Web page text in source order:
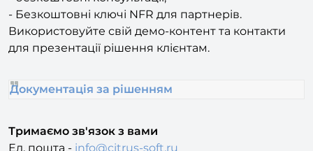
Використовуйте свій демо-контент та контакти
для презентації рішення клієнтам.
Ел. пошта -
info@citrus-soft.ru
Телефон - 8(8362)38-10-80